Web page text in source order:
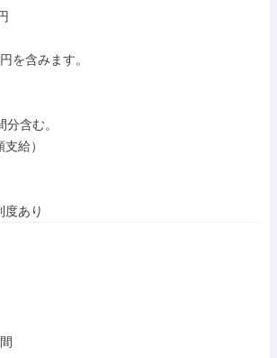
を含みます。
分含む。
給）
度あり